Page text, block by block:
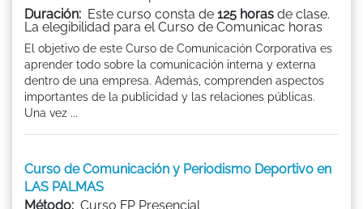
Duración: Este curso consta de 125 horas de clase.
La elegibilidad para el Curso de Comunicac horas
El objetivo de este Curso de Comunicación Corporativa es
aprender todo sobre la comunicación interna y externa
dentro de una empresa. Además, comprenden aspectos
importantes de la publicidad y las relaciones públicas.
Una vez ...
Curso de Comunicación y Periodismo Deportivo en
LAS PALMAS
Método: Curso FP Presencial